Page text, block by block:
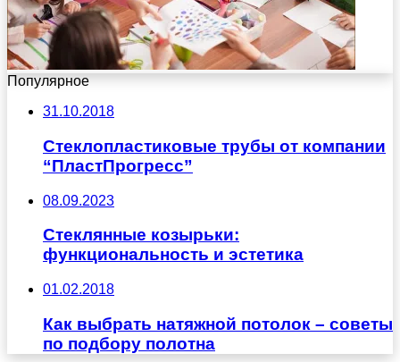
Популярное
31.10.2018
Стеклопластиковые трубы от компании
“ПластПрогресс”
08.09.2023
Стеклянные козырьки:
функциональность и эстетика
01.02.2018
Как выбрать натяжной потолок – советы
по подбору полотна